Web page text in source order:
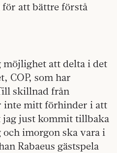
för att bättre förstå
att delta i det
COP, som har
skillnad från
inte mitt förhinder i att
jag just kommit tillbaka
imorgon ska vara i
Rabaeus gästspela